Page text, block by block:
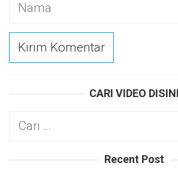
CARI VIDEO DISINI
Cari
Recent Post